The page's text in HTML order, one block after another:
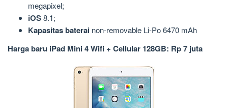
megapixel;
iOS8.1;
Kapasitas baterai non-removable Li-Po 6470 mAh
Harga baru iPad Mini 4 Wifi + Cellular 128GB: Rp 7 juta